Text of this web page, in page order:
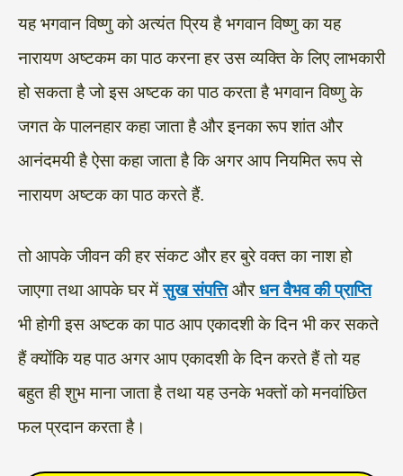
यह भगवान विष्णु को अत्यंत प्रिय है भगवान विष्णु का यह
नारायण अष्टकम का पाठ करना हर उस व्यक्ति के लिए लाभकारी
हो सकता है जो इस अष्टक का पाठ करता है भगवान विष्णु के
जगत के पालनहार कहा जाता है और इनका रूप शांत और
आनंदमयी है ऐसा कहा जाता है कि अगर आप नियमित रूप से
नारायण अष्टक का पाठ करते हैं.
तो आपके जीवन की हर संकट और हर बुरे वक्त का नाश हो
जाएगा तथा आपके घर मेंसुख संपत्तिऔरधन वैभव की प्राप्ति
भी होगी इस अष्टक का पाठ आप एकादशी के दिन भी कर सकते
हैं क्योंकि यह पाठ अगर आप एकादशी के दिन करते हैं तो यह
बहुत ही शुभ माना जाता है तथा यह उनके भक्तों को मनवांछित
फल प्रदान करता है।